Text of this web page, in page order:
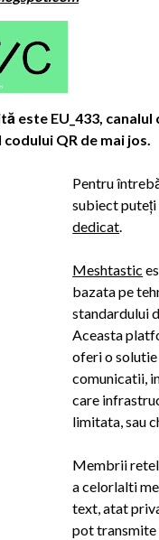
este EU_433,
QR de mai jos.
Pentru
subiect
dedicat.
Meshtastic
bazata pe
standardului
Aceasta
oferi o
comunicatii,
care
limitata, sau
Membrii
a celorlalti
text, atat
pot transmite